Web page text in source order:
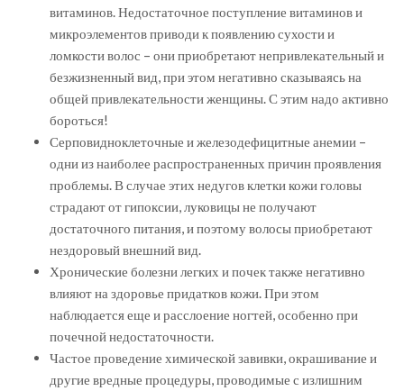
витаминов. Недостаточное поступление витаминов и
микроэлементов приводи к появлению сухости и
ломкости волос – они приобретают непривлекательный и
безжизненный вид, при этом негативно сказываясь на
общей привлекательности женщины. С этим надо активно
бороться!
Серповидноклеточные и железодефицитные анемии –
одни из наиболее распространенных причин проявления
проблемы. В случае этих недугов клетки кожи головы
страдают от гипоксии, луковицы не получают
достаточного питания, и поэтому волосы приобретают
нездоровый внешний вид.
Хронические болезни легких и почек также негативно
влияют на здоровье придатков кожи. При этом
наблюдается еще и расслоение ногтей, особенно при
почечной недостаточности.
Частое проведение химической завивки, окрашивание и
другие вредные процедуры, проводимые с излишним